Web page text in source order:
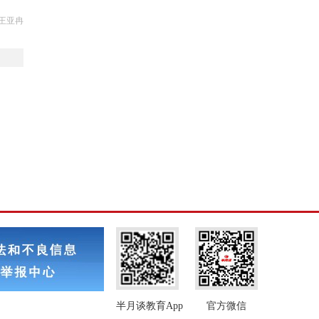
亚冉
半月谈教育App 官方微信